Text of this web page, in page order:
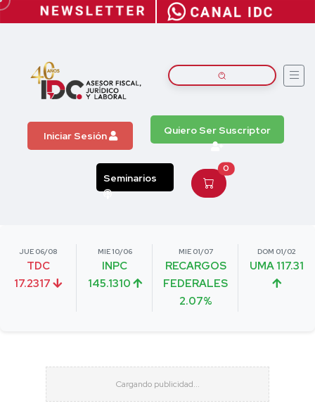
Iniciar Sesión Quiero Ser Suscriptor
Seminarios
0
JUE 06/08
TDC
17.2317
MIE 10/06
INPC
145.1310
MIE 01/07
RECARGOS
FEDERALES
2.07%
DOM 01/02
UMA 117.31